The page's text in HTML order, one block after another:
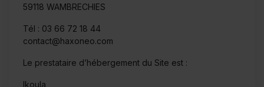
59118 WAMBRECHIES
Tél : 03 66 72 18 44
contact@haxoneo.com
Le prestataire d’hébergement du Site est :
Ikoula